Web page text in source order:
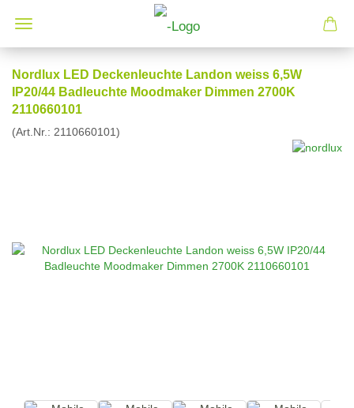
Nordlux LED Deckenleuchte Landon weiss 6,5W
IP20/44 Badleuchte Moodmaker Dimmen 2700K
2110660101
(Art.Nr.: 2110660101)